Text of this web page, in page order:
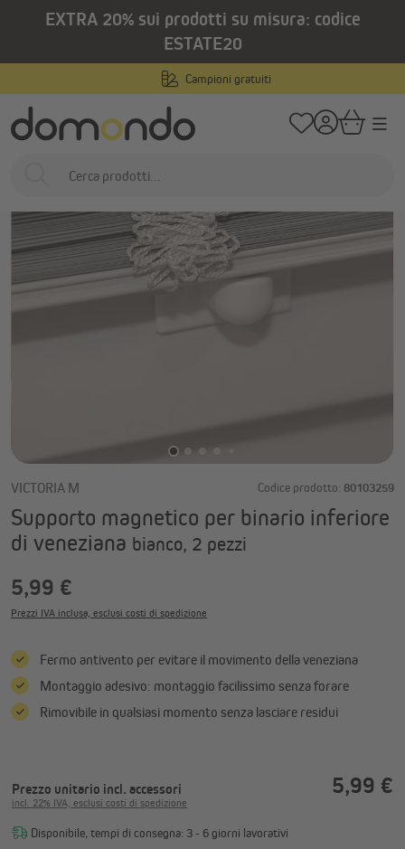
principale
EXTRA 20% sui prodotti su misura: codice
ESTATE20
Campioni gratuiti
/ Veneziane /
VICTORIA M Codice prodotto: 80103259
Supporto magnetico per binario inferiore
di veneziana bianco, 2 pezzi
5,99 €
Prezzi IVA inclusa, esclusi costi di spedizione
Fermo antivento per evitare il movimento della veneziana
Montaggio adesivo: montaggio facilissimo senza forare
Rimovibile in qualsiasi momento senza lasciare residui
Prezzo unitario incl. accessori 5,99 €
incl. 22% IVA, esclusi costi di spedizione
Disponibile, tempi di consegna: 3 - 6 giorni lavorativi